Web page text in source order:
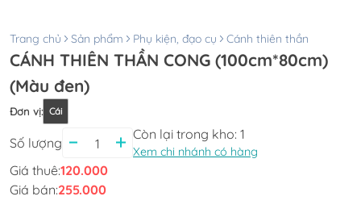
Trang chủ Sản phẩm Phụ kiện, đạo cụ Cánh thiên thần
CÁNH THIÊN THẦN CONG (100cm*80cm)
(Màu đen)
Đơn vị: Cái
Số lượng
Còn lại trong kho: 1
Xem chi nhánh có hàng
Giá thuê:120.000
Giá bán:255.000